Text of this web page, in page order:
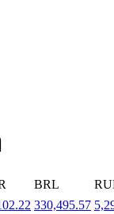
BRL
330,495.57